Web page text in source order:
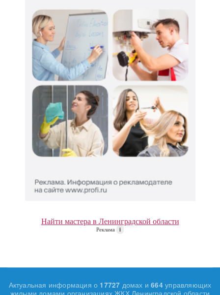
Найти мастера в Ленинградской области
Реклама i
Актуальная информация о 17727 домах и664управляющих